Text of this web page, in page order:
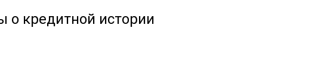
о кредитной истории